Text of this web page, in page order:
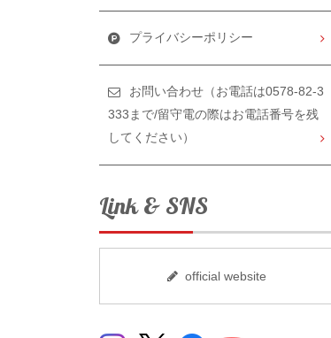
プライバシーポリシー
お問い合わせ（お電話は0578-82-3
333まで/留守電の際はお電話番号を残
してください）
Link & SNS
official website